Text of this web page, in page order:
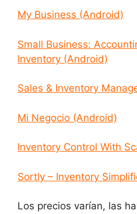
My Business (Android)
Small Business:
Inventory (Android)
Sales & Inventory
Mi Negocio (Android)
Inventory Control With
Sortly – Inventory
Los precios varían, las